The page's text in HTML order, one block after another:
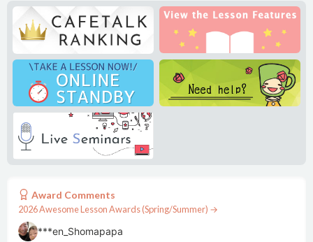
Award Comments
2026 Awesome Lesson Awards (Spring/Summer) →
***shin
See more
Kayo
***are
***en_Shomapapa